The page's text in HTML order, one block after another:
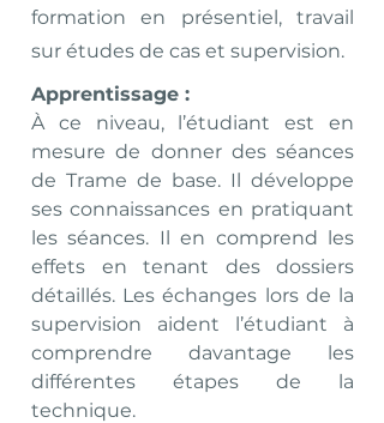
formation en présentiel, travail
sur études de cas et supervision.
Apprentissage :
À ce niveau, l’étudiant est en
mesure de donner des séances
de Trame de base. Il développe
ses connaissances en pratiquant
les séances. Il en comprend les
effets en tenant des dossiers
détaillés. Les échanges lors de la
supervision aident l’étudiant à
comprendre davantage les
différentes étapes de la
technique.